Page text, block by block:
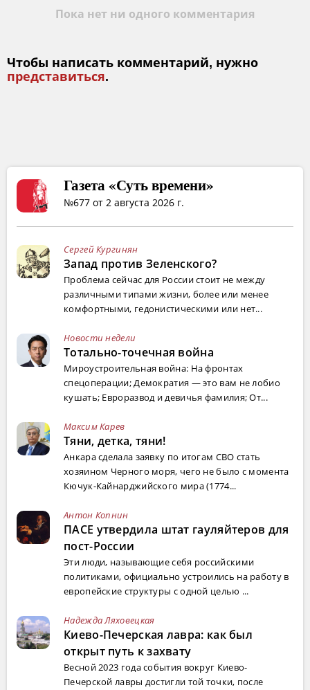
Пока нет ни одного комментария
Чтобы написать комментарий, нужно
представиться.
Газета «Суть времени»
№677 от 2 августа 2026 г.
Сергей Кургинян
Запад против Зеленского?
Проблема сейчас для России стоит не между
различными типами жизни, более или менее
комфортными, гедонистическими или нет...
Новости недели
Тотально-точечная война
Мироустроительная война: На фронтах
спецоперации; Демократия — это вам не лобио
кушать; Евроразвод и девичья фамилия; От...
Максим Карев
Тяни, детка, тяни!
Анкара сделала заявку по итогам СВО стать
хозяином Черного моря, чего не было с момента
Кючук-Кайнарджийского мира (1774...
Антон Копнин
ПАСЕ утвердила штат гауляйтеров для
пост-России
Эти люди, называющие себя российскими
политиками, официально устроились на работу в
европейские структуры с одной целью ...
Надежда Ляховецкая
Киево-Печерская лавра: как был
открыт путь к захвату
Весной 2023 года события вокруг Киево-
Печерской лавры достигли той точки, после